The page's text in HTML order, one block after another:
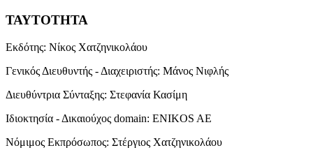
ΤΑΥΤΟΤΗΤΑ
Εκδότης: Νίκος Χατζηνικολάου
Γενικός Διευθυντής - Διαχειριστής: Μάνος Νιφλής
Διευθύντρια Σύνταξης: Στεφανία Κασίμη
Ιδιοκτησία - Δικαιούχος domain: ENIKOS AE
Νόμιμος Εκπρόσωπος: Στέργιος Χατζηνικολάου